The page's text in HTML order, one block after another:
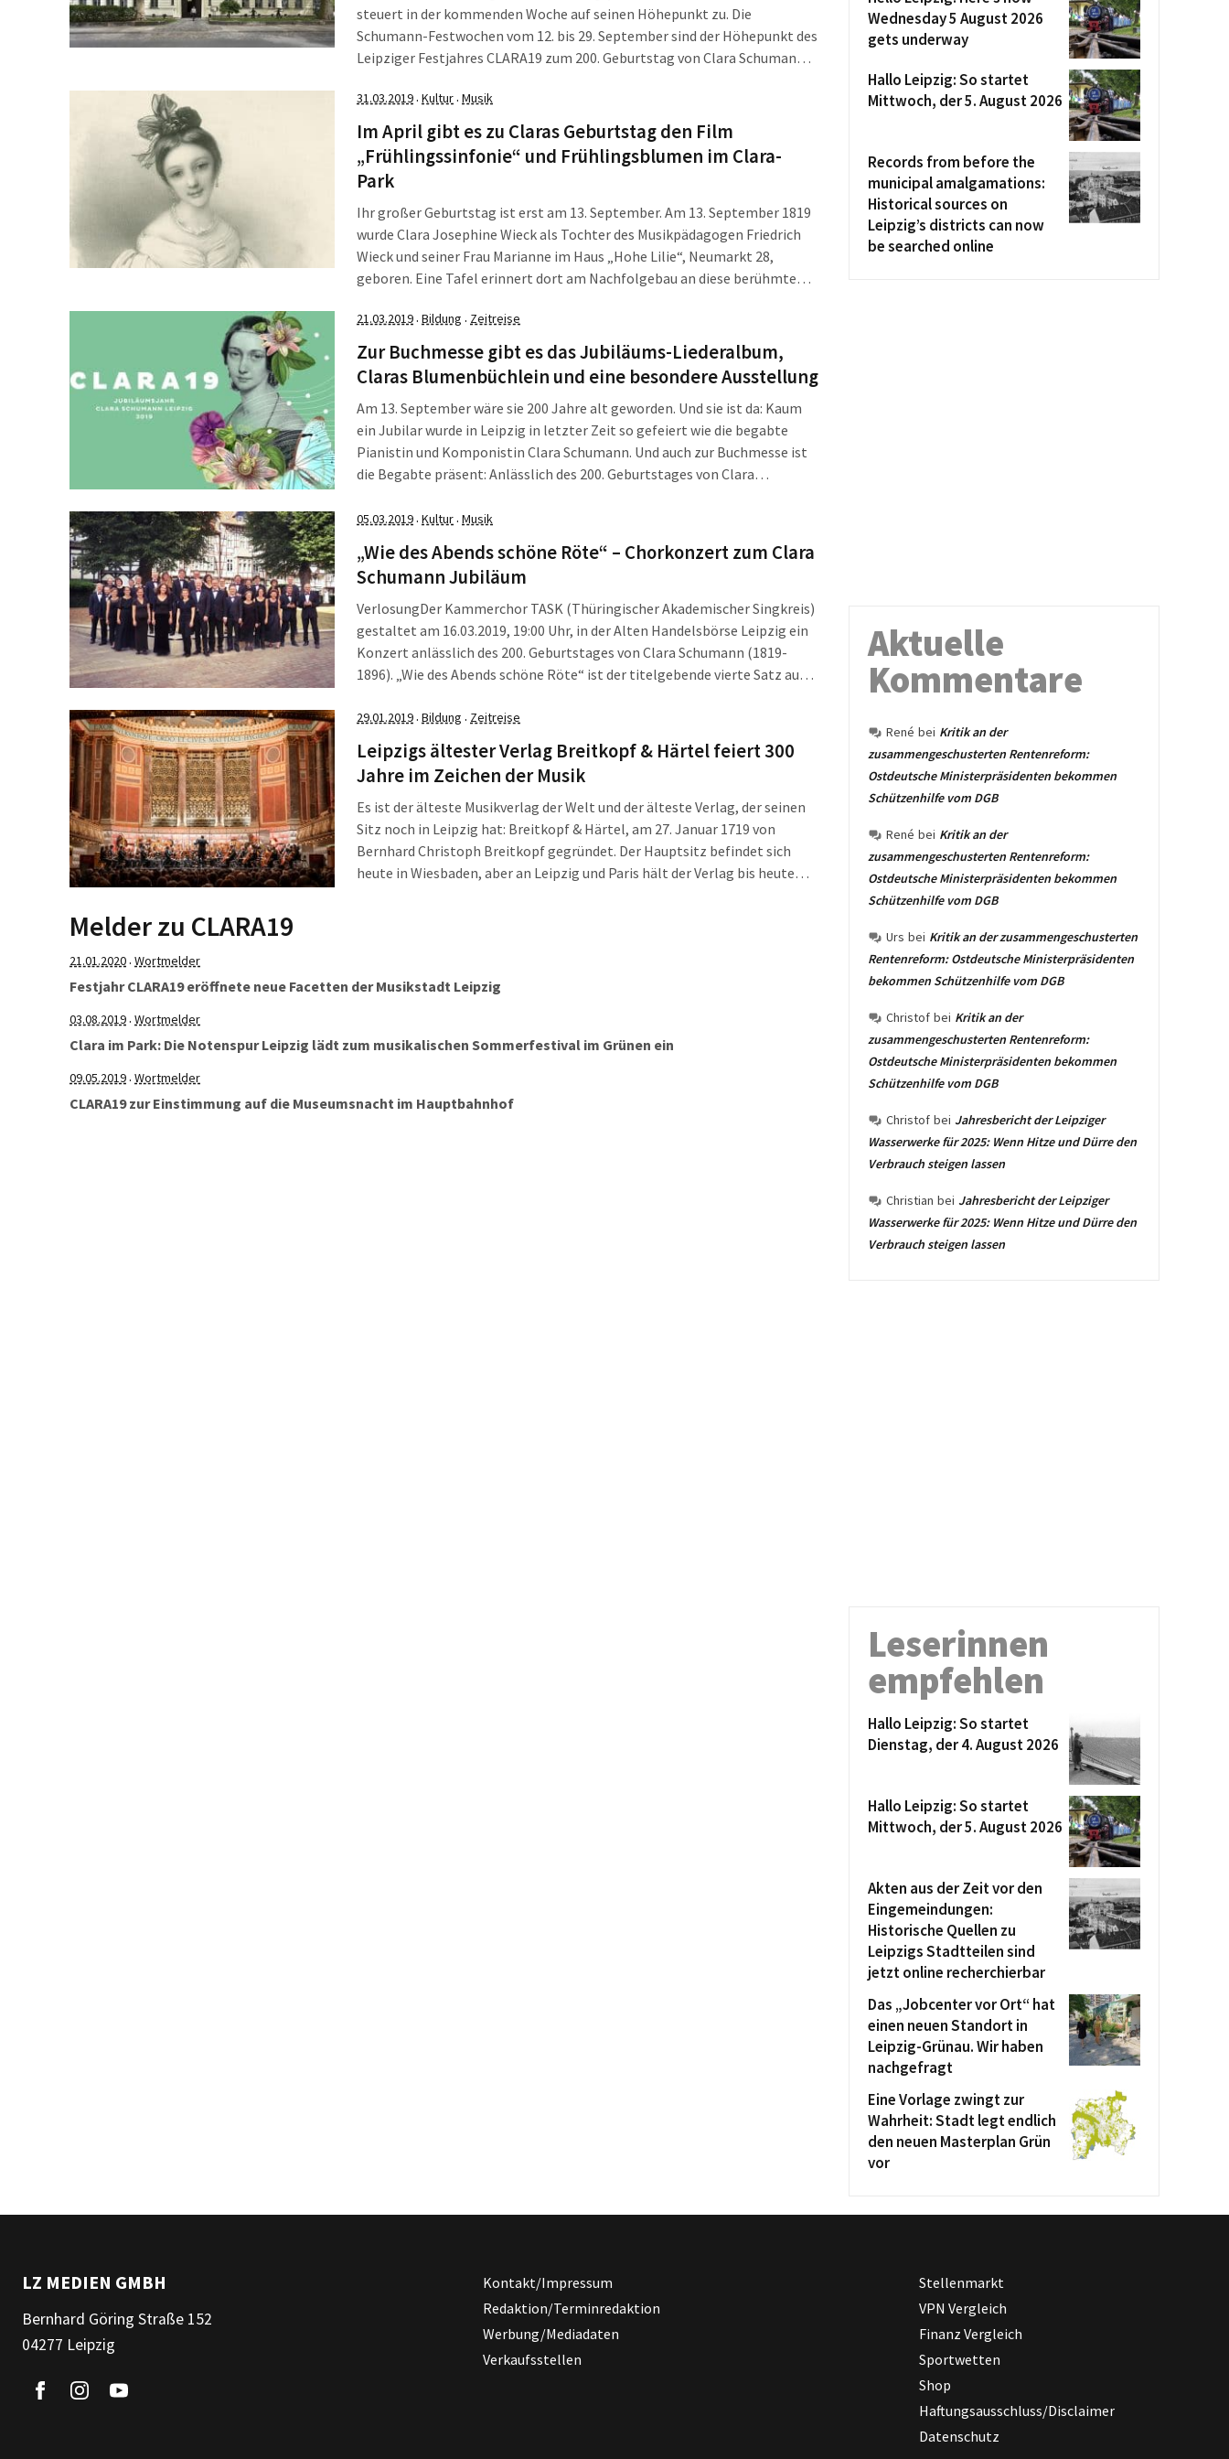
steuert in der kommenden Woche auf seinen Höhepunkt zu. Die
Schumann-Festwochen vom 12. bis 29. September sind der Höhepunkt des
Leipziger Festjahres CLARA19 zum 200. Geburtstag von Clara Schumann.
Konzerten, Tanzperformances, Theateraufführungen, dem
Kammermusikfestival „10 für Clara“ und der Wiedereröffnung des
Schumann-Hauses am 13. September.
31.03.2019· Kultur· Musik
Im April gibt es zu Claras Geburtstag den Film
„Frühlingssinfonie“ und Frühlingsblumen im Clara-
Park
Ihr großer Geburtstag ist erst am 13. September. Am 13. September 1819
wurde Clara Josephine Wieck als Tochter des Musikpädagogen Friedrich
Wieck und seiner Frau Marianne im Haus „Hohe Lilie“, Neumarkt 28,
geboren. Eine Tafel erinnert dort am Nachfolgebau an diese berühmte
Blumen, Frühlingsständchen und „Frühlingssinfonie“.
21.03.2019· Bildung · Zeitreise
Zur Buchmesse gibt es das Jubiläums-Liederalbum,
Claras Blumenbüchlein und eine besondere Ausstellung
Am 13. September wäre sie 200 Jahre alt geworden. Und sie ist da: Kaum
ein Jubilar wurde in Leipzig in letzter Zeit so gefeiert wie die begabte
Pianistin und Komponistin Clara Schumann. Und auch zur Buchmesse ist
die Begabte präsent: Anlässlich des 200. Geburtstages von Clara
Haus Leipzig und die digitale Musikplattform Tido Music das „Clara
05.03.2019· Kultur· Musik
„Wie des Abends schöne Röte“ – Chorkonzert zum Clara
Schumann Jubiläum
VerlosungDer Kammerchor TASK (Thüringischer Akademischer Singkreis)
gestaltet am 16.03.2019, 19:00 Uhr, in der Alten Handelsbörse Leipzig ein
Konzert anlässlich des 200. Geburtstages von Clara Schumann (1819-
1896). „Wie des Abends schöne Röte“ ist der titelgebende vierte Satz aus
Anlass des Jubiläums von C. Schumann werden im Konzert Chor- und
Klavierwerke aus ihrer Feder solchen von Brahms gegenübergestellt.
Freikäufer (Leserclub-Mitglieder) haben die Möglichkeit, hier je 2
Freikarten für das Konzert am 16. März zu ergattern. +++Die Verlosung ist
beendet+++
29.01.2019· Bildung · Zeitreise
Leipzigs ältester Verlag Breitkopf & Härtel feiert 300
Jahre im Zeichen der Musik
Es ist der älteste Musikverlag der Welt und der älteste Verlag, der seinen
Sitz noch in Leipzig hat: Breitkopf & Härtel, am 27. Januar 1719 von
Bernhard Christoph Breitkopf gegründet. Der Hauptsitz befindet sich
heute in Wiesbaden, aber an Leipzig und Paris hält der Verlag bis heute
Melder zu CLARA19
21.01.2020· Wortmelder
Festjahr CLARA19 eröffnete neue Facetten der Musikstadt Leipzig
03.08.2019· Wortmelder
Clara im Park: Die Notenspur Leipzig lädt zum musikalischen Sommerfestival im Grünen ein
09.05.2019· Wortmelder
CLARA19 zur Einstimmung auf die Museumsnacht im Hauptbahnhof
Wednesday 5 August 2026
gets underway
Hallo Leipzig: So startet
Mittwoch, der 5. August 2026
Records from before the
municipal amalgamations:
Historical sources on
Leipzig’s districts can now
be searched online
Aktuelle
Kommentare
René bei Kritik an der
zusammengeschusterten Rentenreform:
Ostdeutsche Ministerpräsidenten bekommen
Schützenhilfe vom DGB
René bei Kritik an der
zusammengeschusterten Rentenreform:
Ostdeutsche Ministerpräsidenten bekommen
Schützenhilfe vom DGB
Urs bei Kritik an der zusammengeschusterten
Rentenreform: Ostdeutsche Ministerpräsidenten
bekommen Schützenhilfe vom DGB
Christof bei Kritik an der
zusammengeschusterten Rentenreform:
Ostdeutsche Ministerpräsidenten bekommen
Schützenhilfe vom DGB
Christof bei Jahresbericht der Leipziger
Wasserwerke für 2025: Wenn Hitze und Dürre den
Verbrauch steigen lassen
Christian bei Jahresbericht der Leipziger
Wasserwerke für 2025: Wenn Hitze und Dürre den
Verbrauch steigen lassen
Leserinnen
empfehlen
Hallo Leipzig: So startet
Dienstag, der 4. August 2026
Hallo Leipzig: So startet
Mittwoch, der 5. August 2026
Akten aus der Zeit vor den
Eingemeindungen:
Historische Quellen zu
Leipzigs Stadtteilen sind
jetzt online recherchierbar
Das „Jobcenter vor Ort“ hat
einen neuen Standort in
Leipzig-Grünau. Wir haben
nachgefragt
Eine Vorlage zwingt zur
Wahrheit: Stadt legt endlich
den neuen Masterplan Grün
vor
LZ MEDIEN GMBH
Bernhard Göring Straße 152
04277 Leipzig
Kontakt/Impressum
Redaktion/Terminredaktion
Werbung/Mediadaten
Verkaufsstellen
Stellenmarkt
VPN Vergleich
Finanz Vergleich
Sportwetten
Shop
Haftungsausschluss/Disclaimer
Datenschutz